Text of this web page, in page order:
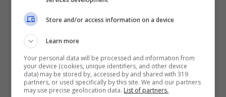
Stando alle ultime notizie, infatti, qualora ce
ne fosse l’opportunitàla Juventus proverà a
regalare a gennaio Giacomo Raspadori a
Luciano Spalletti, prossimo a sedersi sulla
Store and/or access information on a device
Learn more
Your personal data will be processed and information from
your device (cookies, unique identifiers, and other device
data) may be stored by, accessed by and shared with 319
partners, or used specifically by this site. We and our partners
may use precise geolocation data. List of partners.